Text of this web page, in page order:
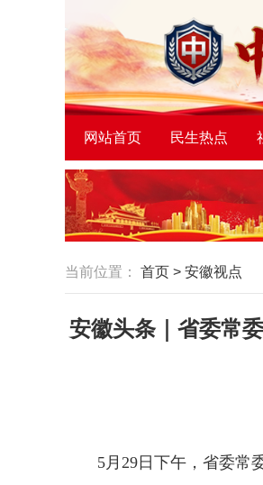
网站首页 民生热点
当前位置： 首页 > 安徽视点
安徽头条｜省委常
5月29日下午，省委常